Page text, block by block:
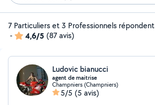
7 Particuliers et 3 Professionnels répondent
-
4,6/5 (87 avis)
Ludovic bianucci
agent de maitrise
Champniers (Champniers)
5/5 (5 avis)